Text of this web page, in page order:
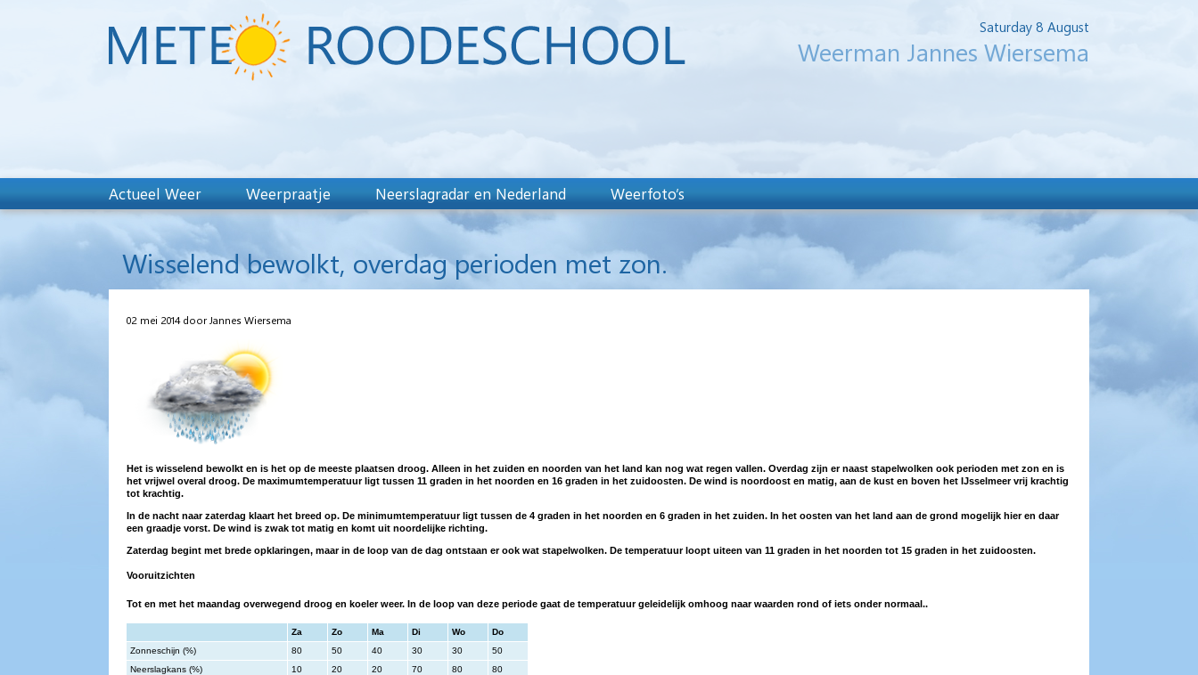
Saturday 8 August
Weerman Jannes Wiersema
Actueel Weer Weerpraatje Neerslagradar en Nederland Weerfoto’s
Wisselend bewolkt, overdag perioden met zon.
02 mei 2014 door Jannes Wiersema
Het is wisselend bewolkt en is het op de meeste plaatsen droog. Alleen in het zuiden en noorden van het land kan nog wat regen vallen. Overdag zijn er naast stapelwolken ook perioden met zon en is
het vrijwel overal droog. De maximumtemperatuur ligt tussen 11 graden in het noorden en 16 graden in het zuidoosten. De wind is noordoost en matig, aan de kust en boven het IJsselmeer vrij krachtig
tot krachtig.
In de nacht naar zaterdag klaart het breed op. De minimumtemperatuur ligt tussen de 4 graden in het noorden en 6 graden in het zuiden. In het oosten van het land aan de grond mogelijk hier en daar
een graadje vorst. De wind is zwak tot matig en komt uit noordelijke richting.
Zaterdag begint met brede opklaringen, maar in de loop van de dag ontstaan er ook wat stapelwolken. De temperatuur loopt uiteen van 11 graden in het noorden tot 15 graden in het zuidoosten.
Vooruitzichten
Tot en met het maandag overwegend droog en koeler weer. In de loop van deze periode gaat de temperatuur geleidelijk omhoog naar waarden rond of iets onder normaal..
Za Zo Ma Di Wo
Do
Zonneschijn (%)
80 50 40 30 30
50
Neerslagkans (%)
10 20 20 70 80
80